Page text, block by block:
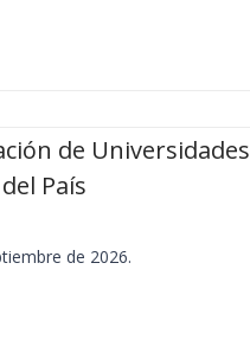
de Universidades
País
de 2026.